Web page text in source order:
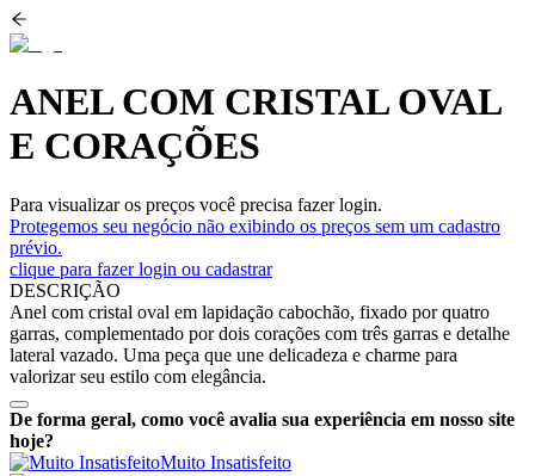
ANEL COM CRISTAL OVAL
E CORAÇÕES
Para visualizar os preços você precisa fazer login.
Protegemos seu negócio não exibindo os preços sem um cadastro
prévio.
clique para fazer login ou cadastrar
DESCRIÇÃO
Anel com cristal oval em lapidação cabochão, fixado por quatro
garras, complementado por dois corações com três garras e detalhe
lateral vazado. Uma peça que une delicadeza e charme para
valorizar seu estilo com elegância.
De forma geral, como você avalia sua experiência em nosso site
hoje?
Muito Insatisfeito